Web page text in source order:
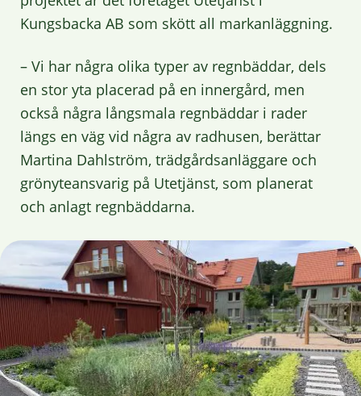
Kungsbacka AB som skött all markanläggning.
– Vi har några olika typer av regnbäddar, dels
en stor yta placerad på en innergård, men
också några långsmala regnbäddar i rader
längs en väg vid några av radhusen, berättar
Martina Dahlström, trädgårdsanläggare och
grönyteansvarig på Utetjänst, som planerat
och anlagt regnbäddarna.